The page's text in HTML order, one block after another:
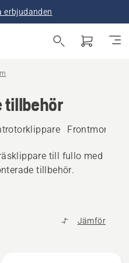
erbjudanden
tillbehör
till fullo med
tillbehör.
Jämför